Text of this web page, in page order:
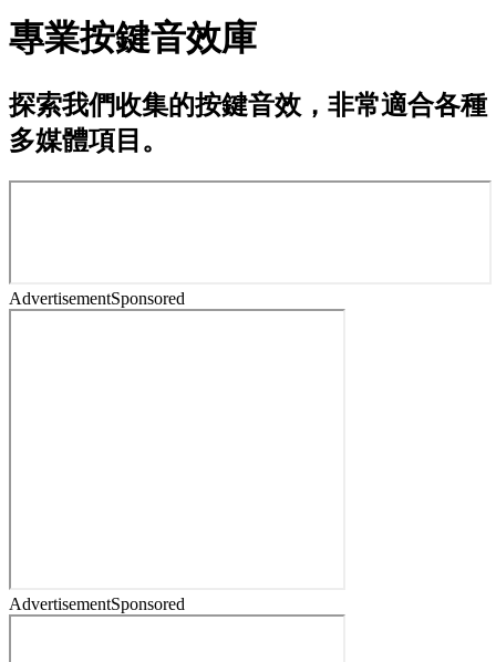
專業按鍵音效庫
探索我們收集的按鍵音效，非常適合各種
多媒體項目。
AdvertisementSponsored
AdvertisementSponsored